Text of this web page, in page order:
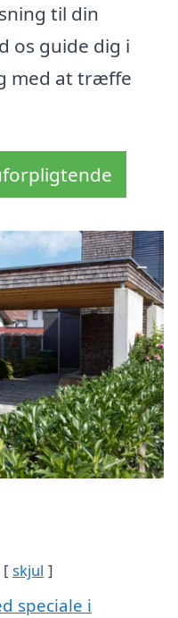
til din
os guide dig i
med at træffe
skjul
speciale i